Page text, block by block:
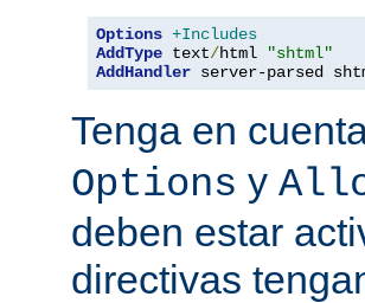
Options +Includes
AddType text/html
"shtml"
AddHandler server-parsed
Tenga en
Options y
deben estar
directivas